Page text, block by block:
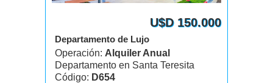
U$D 150.000
Departamento de Lujo
Operación: Alquiler Anual
Departamento en Santa Teresita
Código: D654